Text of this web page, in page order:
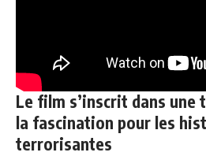
Le film s’inscrit dans une
la fascination pour les
terrorisantes